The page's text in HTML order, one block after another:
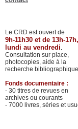
Le CRD est ouvert de
9h-11h30 et de 13h-
lundi au vendredi.
Consultation sur place,
photocopies, aide à la
recherche
Fonds documentaire :
- 30 titres de revues en
archives ou courants
- 7000 livres, séries et